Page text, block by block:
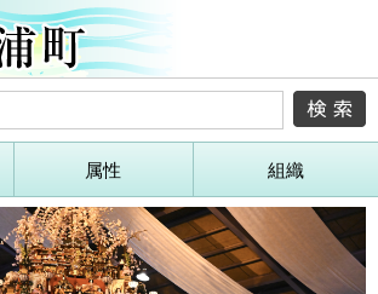
属性 組織